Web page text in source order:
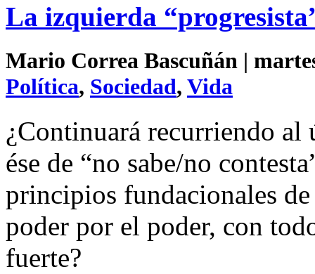
La izquierda
Mario Correa Bascuñán |
Política, Sociedad, Vida
¿Continuará recurriendo al
ése de “no sabe/no
principios fundacionales
poder por el poder, con
fuerte?